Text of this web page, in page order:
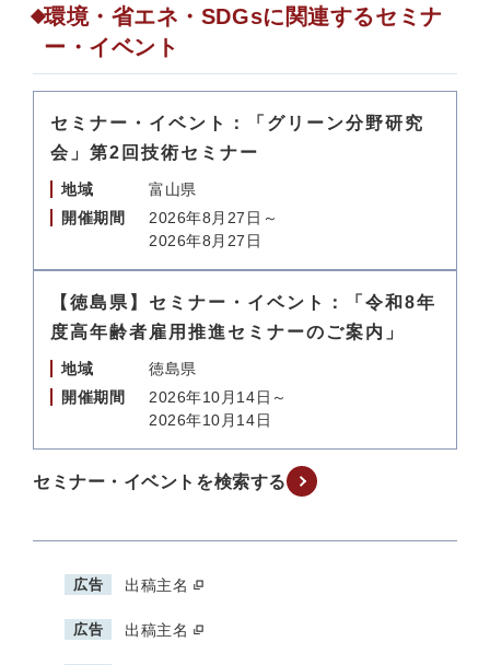
環境・省エネ・SDGsに関連するセミナ
ー・イベント
セミナー・イベント：「グリーン分野研究
会」第2回技術セミナー
地域
富山県
開催期間
2026年8月27日～
2026年8月27日
【徳島県】セミナー・イベント：「令和8年
度高年齢者雇用推進セミナーのご案内」
地域
徳島県
開催期間
2026年10月14日～
2026年10月14日
セミナー・イベントを検索する
広告 出稿主名
広告 出稿主名